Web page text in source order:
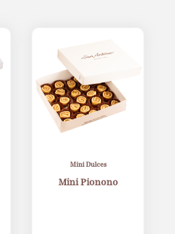
Mini Dulces
Mini Pionono